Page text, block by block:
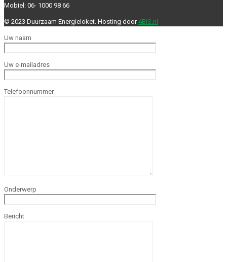
Mobiel: 06- 1000 98 66
© 2023 Duurzaam Energieloket. Hosting door 4BIS.nl
Uw naam
Uw e-mailadres
Telefoonnummer
Onderwerp
Bericht